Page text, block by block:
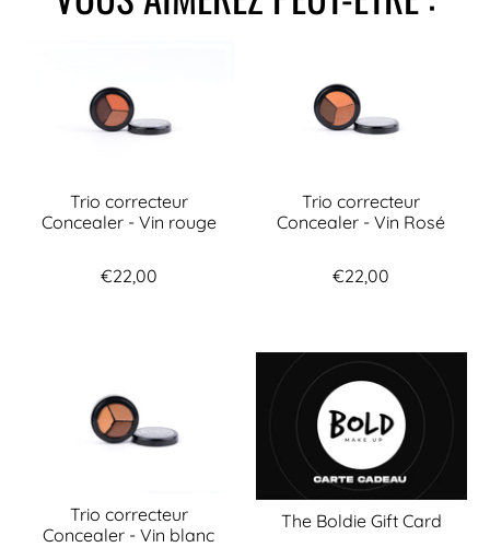
Trio correcteur
Concealer - Vin rouge
€22,00
Trio correcteur
Concealer - Vin Rosé
€22,00
Trio correcteur
Concealer - Vin blanc
The Boldie Gift Card